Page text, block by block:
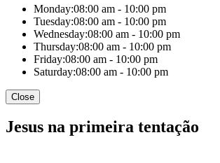
Monday:08:00 am - 10:00 pm
Tuesday:08:00 am - 10:00 pm
Wednesday:08:00 am - 10:00 pm
Thursday:08:00 am - 10:00 pm
Friday:08:00 am - 10:00 pm
Saturday:08:00 am - 10:00 pm
Close
Jesus na primeira tentação